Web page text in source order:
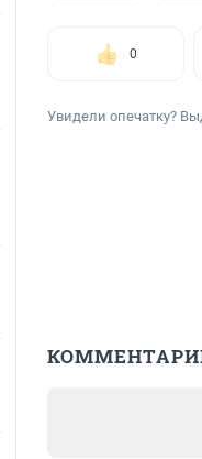
0
Увидели опечатку?